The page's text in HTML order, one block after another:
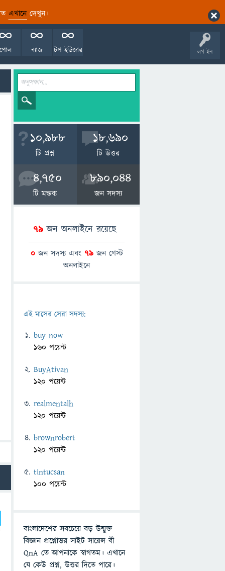
এখানেদেখুন।
লগ ইন
টপ ইউজার
ব্যাজ
পোল
10,988
টি প্রশ্ন
18,690
টি উত্তর
4,750
টি মন্তব্য
890,044
জন সদস্য
79জন অনলাইনে রয়েছে
0জন সদস্য এবং 79জন গেস্ট
অনলাইনে
এই মাসের সেরা সদস্য:
buy now
160 পয়েন্ট
BuyAtivan
120 পয়েন্ট
realmentalh
120 পয়েন্ট
brownrobert
120 পয়েন্ট
tintucsan
100 পয়েন্ট
বাংলাদেশের সবচেয়ে বড় উন্মুক্ত
বিজ্ঞান প্রশ্নোত্তর সাইট সায়েন্স বী
QnA তে আপনাকে স্বাগতম। এখানে
যে কেউ প্রশ্ন, উত্তর দিতে পারে।